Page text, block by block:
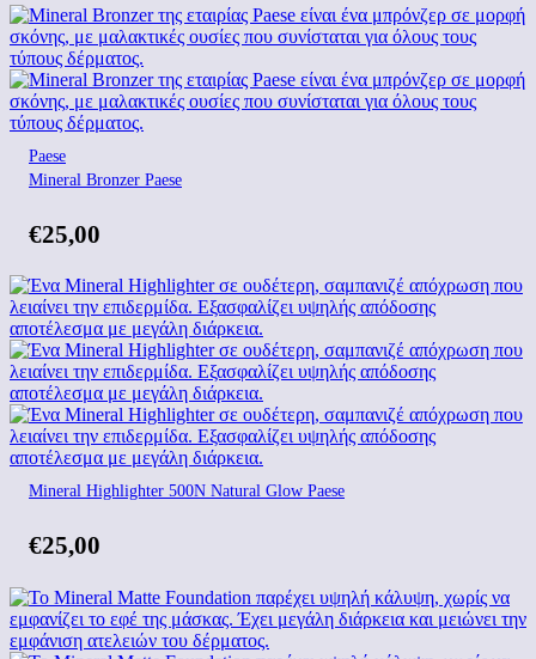
Paese
Mineral Bronzer Paese
€25,00
Mineral Highlighter 500N Natural Glow Paese
€25,00